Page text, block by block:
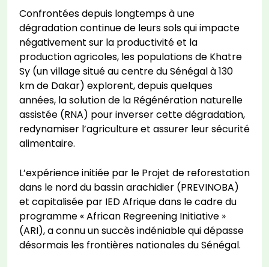
Confrontées depuis longtemps à une
dégradation continue de leurs sols qui impacte
négativement sur la productivité et la
production agricoles, les populations de Khatre
Sy (un village situé au centre du Sénégal à 130
km de Dakar) explorent, depuis quelques
années, la solution de la Régénération naturelle
assistée (RNA) pour inverser cette dégradation,
redynamiser l’agriculture et assurer leur sécurité
alimentaire.
L’expérience initiée par le Projet de reforestation
dans le nord du bassin arachidier (PREVINOBA)
et capitalisée par IED Afrique dans le cadre du
programme « African Regreening Initiative »
(ARI), a connu un succès indéniable qui dépasse
désormais les frontières nationales du Sénégal.